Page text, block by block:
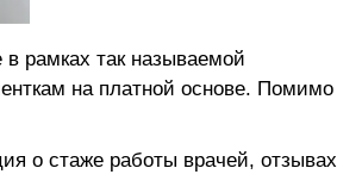
рамках так называемой
на платной основе. Помимо
о стаже работы врачей, отзывах